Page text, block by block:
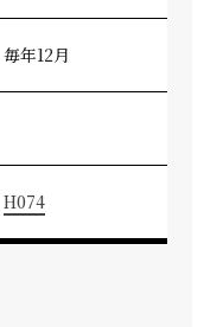
毎年12月
H074